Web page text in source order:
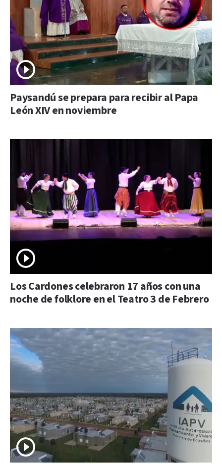
Paysandú se prepara para recibir al Papa
León XIV en noviembre
Los Cardones celebraron 17 años con una
noche de folklore en el Teatro 3 de Febrero